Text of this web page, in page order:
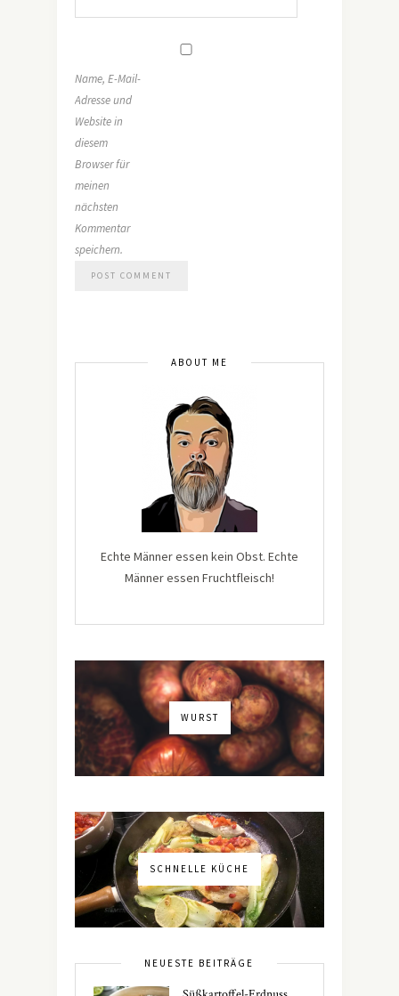
Name, E-Mail-
Adresse und
Website in
diesem
Browser für
meinen
nächsten
Kommentar
speichern.
ABOUT ME
Echte Männer essen kein Obst. Echte
Männer essen Fruchtfleisch!
WURST
SCHNELLE KÜCHE
NEUESTE BEITRÄGE